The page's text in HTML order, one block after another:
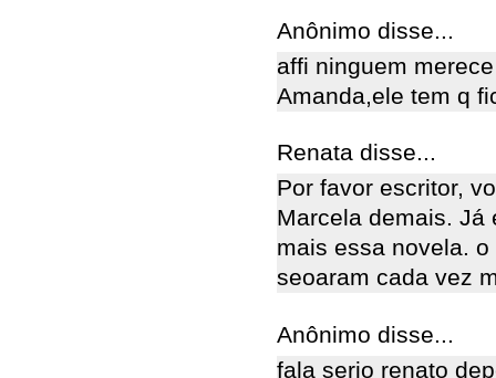
Anônimo disse...
affi ninguem
Amanda,ele tem q
Renata disse...
Por favor escritor,
Marcela demais. Já
mais essa novela.
seoaram cada vez
Anônimo disse...
fala serio renato